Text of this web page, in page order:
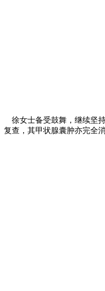
徐女士备受鼓舞，继续坚
复查，其甲状腺囊肿亦完全消